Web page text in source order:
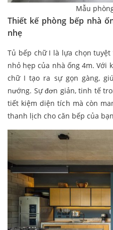
Mẫu
Thiết kế phòng bếp nhà
nhẹ
Tủ bếp chữ I là lựa chọn
nhỏ hẹp của nhà ống 4m. Với
chữ I tạo ra sự gọn gàng,
nướng. Sự đơn giản, tinh tế
tiết kiệm diện tích mà còn
thanh lịch cho căn bếp của